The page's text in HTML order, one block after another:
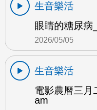
生音樂活
眼睛的糖尿病
2026/05/05
生音樂活
電影農曆三月
am